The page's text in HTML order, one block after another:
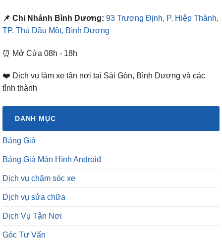
📌 Chi Nhánh Bình Dương: 93 Trương Định, P. Hiệp Thành,
TP. Thủ Dầu Một, Bình Dương
⏰ Mở Cửa 08h - 18h
❤️ Dịch vụ làm xe tận nơi tại Sài Gòn, Bình Dương và các
tỉnh thành
DANH MỤC
Bảng Giá
Bảng Giá Màn Hình Android
Dịch vụ chăm sóc xe
Dịch vụ sửa chữa
Dịch Vụ Tận Nơi
Góc Tư Vấn